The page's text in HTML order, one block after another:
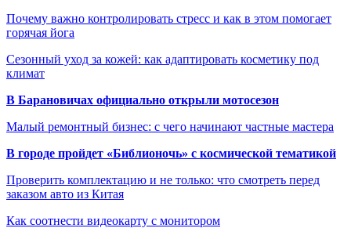
Почему важно контролировать стресс и как в этом помогает
горячая йога
Сезонный уход за кожей: как адаптировать косметику под
климат
В Барановичах официально открыли мотосезон
Малый ремонтный бизнес: с чего начинают частные мастера
В городе пройдет «Библионочь» с космической тематикой
Проверить комплектацию и не только: что смотреть перед
заказом авто из Китая
Как соотнести видеокарту с монитором